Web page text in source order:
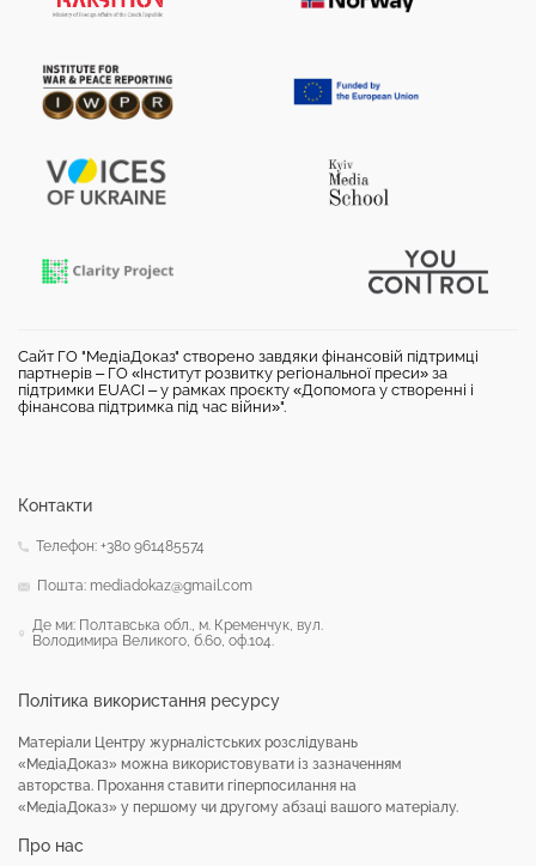
Сайт ГО "МедіаДоказ" створено завдяки фінансовій підтримці
партнерів – ГО «Інститут розвитку регіональної преси» за
підтримки EUACI – у рамках проєкту «Допомога у створенні і
фінансова підтримка під час війни»".
Про нас
Політика використання ресурсу
Матеріали Центру журналістських розслідувань
«МедіаДоказ» можна використовувати із зазначенням
авторства. Прохання ставити гіперпосилання на
«МедіаДоказ» у першому чи другому абзаці вашого матеріалу.
Контакти
Телефон: +380 961485574
Пошта: mediadokaz@gmail.com
Де ми: Полтавська обл., м. Кременчук, вул.
Володимира Великого, б.60, оф.104.